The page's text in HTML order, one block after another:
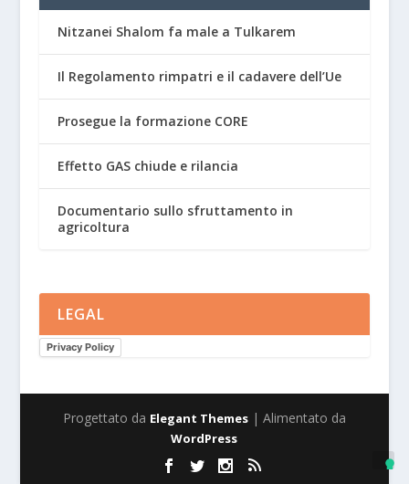
Nitzanei Shalom fa male a Tulkarem
Il Regolamento rimpatri e il cadavere dell’Ue
Prosegue la formazione CORE
Effetto GAS chiude e rilancia
Documentario sullo sfruttamento in
agricoltura
LEGAL
Privacy Policy
Progettato da Elegant Themes| Alimentato da
WordPress